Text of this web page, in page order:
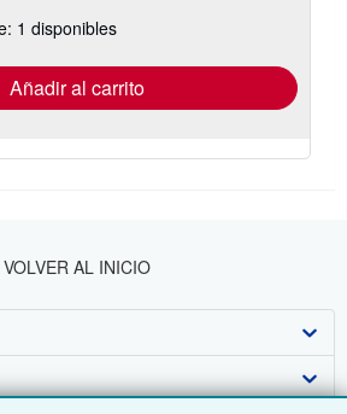
las
tarifas
envío
1 disponibles
Añadir al carrito
VOLVER AL INICIO